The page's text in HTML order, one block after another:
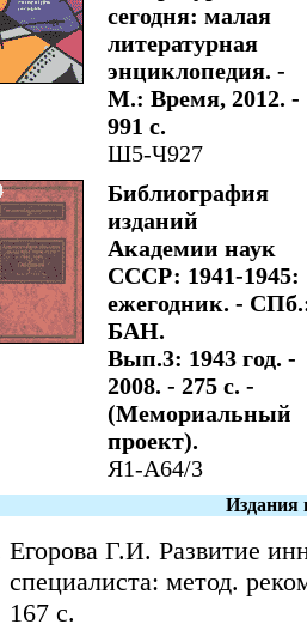
сегодня: малая
литературная
энциклопедия. -
М.: Время, 2012. -
991 с.
Ш5-Ч927
Библиография
изданий
Академии наук
СССР: 1941-1945:
ежегодник. -
БАН.
Вып.3: 1943 год. -
2008. - 275 с. -
(Мемориальный
проект).
Я1-А64/3
Издания
Егорова Г.И. Развитие
специалиста: метод.
167 с.